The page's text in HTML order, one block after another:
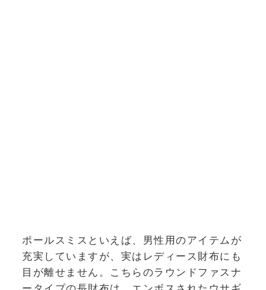
ポールスミスといえば、男性用のアイテムが
充実していますが、実はレディース財布にも
目が離せません。こちらのラウンドファスナ